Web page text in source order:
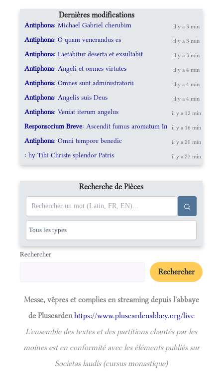
Dernières modifications
Antiphona: Michael Gabriel cherubim il y a 3 min
Antiphona: O quam venerandus es il y a 3 min
Antiphona: Laetabitur deserta et exsultabit il y a 3 min
Antiphona: Angeli et omnes virtutes il y a 4 min
Antiphona: Omnes sunt administratorii il y a 4 min
Antiphona: Angelis suis Deus il y a 4 min
Antiphona: Veniat iterum angelus il y a 12 min
Responsorium Breve: Ascendit fumus aromatum In il y a 16 min
Antiphona: Omni tempore benedic il y a 20 min
: hy Tibi Christe splendor Patris il y a 27 min
Recherche de Pièces
Rechercher
Rechercher
Messe, vêpres et complies en streaming depuis l'abbaye
de Pluscardenhttps://www.pluscardenabbey.org/live
L'ensemble des textes et des partitions chantés par les
moines est en conformité avec les éléments publiés sur
Societas laudis (cursus monastique)